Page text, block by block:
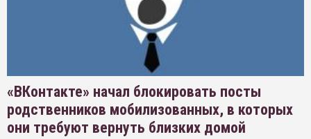
«ВКонтакте» начал блокировать посты
родственников мобилизованных, в которых
они требуют вернуть близких домой